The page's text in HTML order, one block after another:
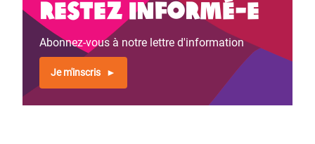
Restez informé-e
Abonnez-vous à notre lettre d'information
Je m'inscris